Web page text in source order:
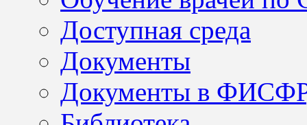
Доступная среда
Документы
Документы в